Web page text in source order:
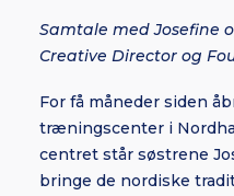
BORNHOLM
SUBSCRIBE
Samtale med Josefine
Creative Director og
For få måneder siden
træningscenter i
centret står søstrene
bringe de nordiske